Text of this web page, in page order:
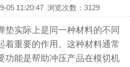
05 11:20:47 浏览次数：3129
垫实际上是同一种材料的不同
着重要的作用。这种材料通常
功能是帮助冲压产品在模切机